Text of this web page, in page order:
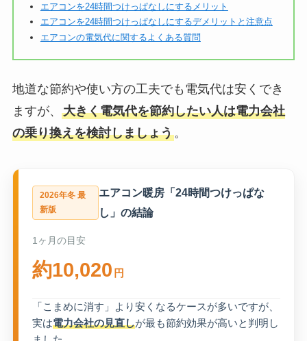
エアコンを24時間つけっぱなしにするメリット
エアコンを24時間つけっぱなしにするデメリットと注意点
エアコンの電気代に関するよくある質問
地道な節約や使い方の工夫でも電気代は安くでき
ますが、 大きく電気代を節約したい人は電力会社
の乗り換えを検討しましょう。
2026年冬 最
新版
エアコン暖房「24時間つけっぱな
し」の結論
1ヶ月の目安
約10,020 円
「こまめに消す」より安くなるケースが多いですが、
実は電力会社の見直しが最も節約効果が高いと判明し